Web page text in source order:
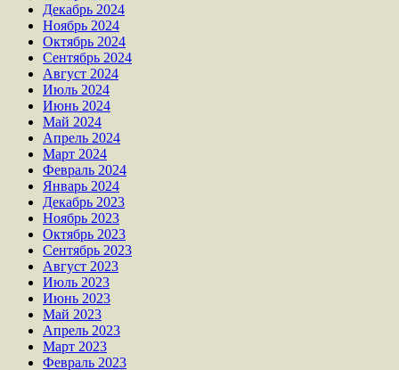
Декабрь 2024
Ноябрь 2024
Октябрь 2024
Сентябрь 2024
Август 2024
Июль 2024
Июнь 2024
Май 2024
Апрель 2024
Март 2024
Февраль 2024
Январь 2024
Декабрь 2023
Ноябрь 2023
Октябрь 2023
Сентябрь 2023
Август 2023
Июль 2023
Июнь 2023
Май 2023
Апрель 2023
Март 2023
Февраль 2023